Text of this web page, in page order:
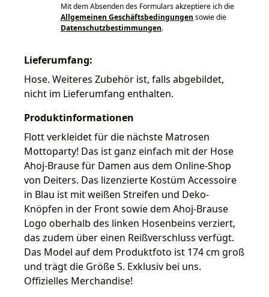
Mit dem Absenden des Formulars akzeptiere ich die
Allgemeinen Geschäftsbedingungen sowie die
Datenschutzbestimmungen.
Lieferumfang:
Hose. Weiteres Zubehör ist, falls abgebildet,
nicht im Lieferumfang enthalten.
Produktinformationen
Flott verkleidet für die nächste Matrosen
Mottoparty! Das ist ganz einfach mit der Hose
Ahoj-Brause für Damen aus dem Online-Shop
von Deiters. Das lizenzierte Kostüm Accessoire
in Blau ist mit weißen Streifen und Deko-
Knöpfen in der Front sowie dem Ahoj-Brause
Logo oberhalb des linken Hosenbeins verziert,
das zudem über einen Reißverschluss verfügt.
Das Model auf dem Produktfoto ist 174 cm groß
und trägt die Größe S. Exklusiv bei uns.
Offizielles Merchandise!